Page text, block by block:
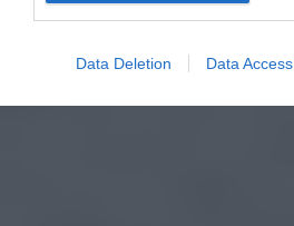
Data Deletion Data Access